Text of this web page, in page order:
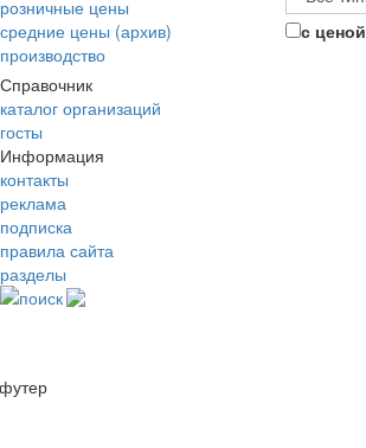
розничные цены
средние цены (архив)
производство
Справочник
каталог организаций
госты
Информация
контакты
реклама
подписка
правила сайта
разделы
поиск
с ценой
футер